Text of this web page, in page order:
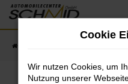
Zum
Hauptinhalt
Cookie
Wir nutzen Cookies, um
Nutzung unserer